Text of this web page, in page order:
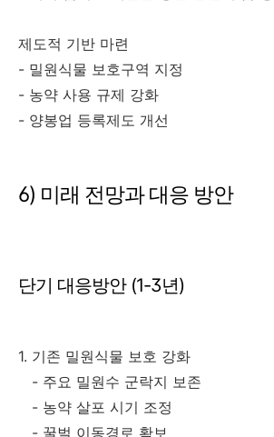
제도적 기반 마련
- 밀원식물 보호구역 지정
- 농약 사용 규제 강화
- 양봉업 등록제도 개선
6) 미래 전망과 대응 방안
단기 대응방안 (1-3년)
1. 기존 밀원식물 보호 강화
- 주요 밀원수 군락지 보존
- 농약 살포 시기 조정
- 꿀벌 이동경로 확보